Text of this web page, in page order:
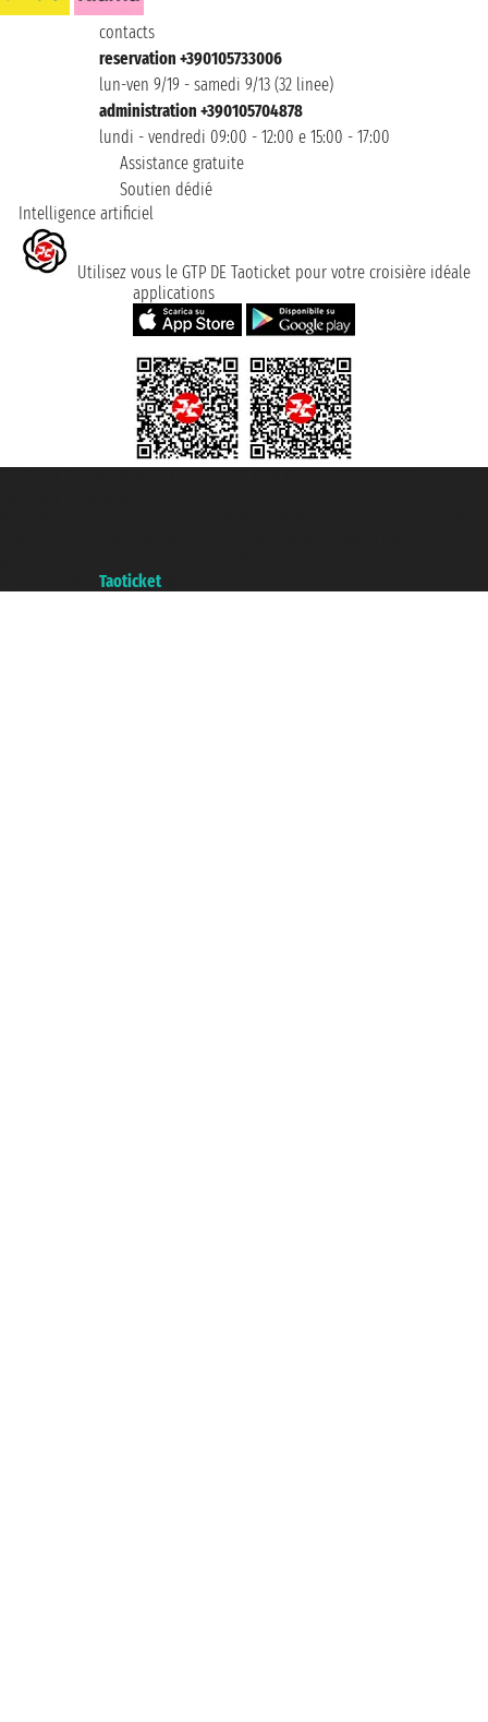
contacts
reservation +390105733006
lun-ven 9/19 - samedi 9/13 (32 linee)
administration +390105704878
lundi - vendredi 09:00 - 12:00 e 15:00 - 17:00
Assistance gratuite
Soutien dédié
Intelligence artificiel
Utilisez vous le GTP DE Taoticket pour votre croisière idéale
applications
Taoticket